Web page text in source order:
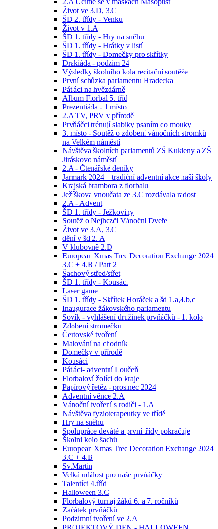
Život ve 3.D, 3.C
ŠD 2. třídy - Venku
Život v 1.A
ŠD 1. třídy - Hry na sněhu
ŠD 1. třídy - Hrátky v listí
ŠD 1. třídy - Domečky pro skřítky
Drakiáda - podzim 24
Výsledky školního kola recitační soutěže
První schůzka parlamentu Hradecka
Páťáci na hvězdárně
Album Florbal 5. tříd
Prezentiáda - 1.místo
2.A TV, PRV v přírodě
Prvňáčci trénují slabiky psaním do mouky
3. místo - Soutěž o zdobení vánočních stromků
na Velkém náměstí
Návštěva školních parlamentů ZŠ Kukleny a ZŠ
Jiráskovo náměstí
2.A - Čtenářské deníky
Jarmark 2024 – tradiční adventní akce naší školy
Krajská brambora z florbalu
Ježíškova vnoučata ze 3.C rozdávala radost
2.A - Advent
ŠD 1. třídy - Ježkoviny
Soutěž o Nejhezčí Vánoční Dveře
Život ve 3.A, 3.C
dění v šd 2. A
V klubovně 2.D
European Xmas Tree Decoration Exchange 2024
3.C + 4.B / Part 2
Šachový střed/střet
ŠD 1. třídy - Kousáci
Laser game
ŠD 1. třídy - Skřítek Horáček a šd 1.a,4.b,c
Inaugurace žákovského parlamentu
Sovík - vyhlášení družinek prvňáčků - 1. kolo
Zdobení stromečku
Čertovské tvoření
Malování na chodník
Domečky v přírodě
Kousáci
Páťáci- adventní Loučeň
Florbaloví žolíci do kraje
Papírový řetěz - prosinec 2024
Adventní věnce 2.A
Vánoční tvoření s rodiči - 1.A
Návštěva fyzioterapeutky ve třídě
Hry na sněhu
Spolupráce deváté a první třídy pokračuje
Školní kolo šachů
European Xmas Tree Decoration Exchange 2024
3.C + 4.B
Sv.Martin
Velká událost pro naše prvňáčky
Talentíci 4.tříd
Halloween 3.C
Florbalový turnaj žáků 6. a 7. ročníků
Začátek prvňáčků
Podzimní tvoření ve 2.A
PROJEKTOVÝ DEN - HALLOWEEN